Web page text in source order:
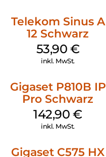
Telekom Sinus A
12 Schwarz
53,90 €
inkl. MwSt.
Gigaset P810B IP
Pro Schwarz
142,90€
inkl. MwSt.
Gigaset C575 HX